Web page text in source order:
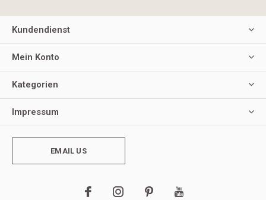
Kundendienst
Mein Konto
Kategorien
Impressum
EMAIL US